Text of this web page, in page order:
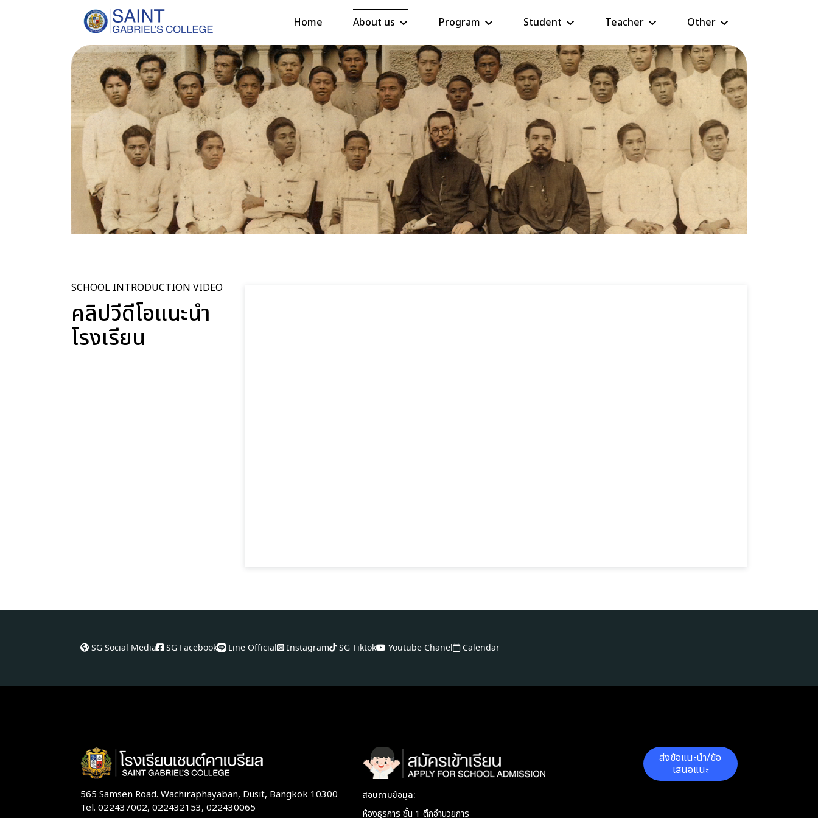
Home About us Program Student Teacher Other
SCHOOL INTRODUCTION VIDEO
คลิปวีดีโอแนะนำ
โรงเรียน
SG Social Media SG Facebook Line Official Instagram SG Tiktok Youtube Chanel Calendar
565 Samsen Road. Wachiraphayaban, Dusit, Bangkok 10300
Tel. 022437002, 022432153, 022430065
สอบถามข้อมูล:
ห้องธุรการ ชั้น 1 ตึกอำนวยการ
ส่งข้อแนะนำ/ข้อ
เสนอแนะ